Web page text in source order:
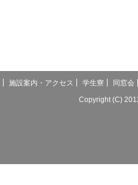
施設案内・アクセス 学生寮 同窓会
Copyright (C)